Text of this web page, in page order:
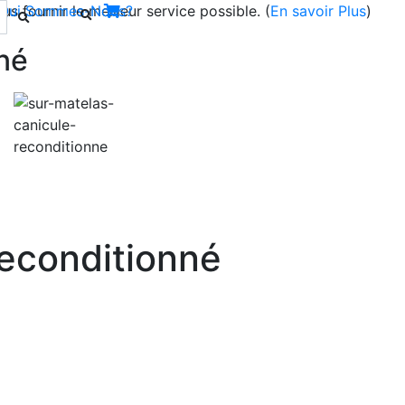
fournir le meilleur service possible. (En savoir Plus)
Qui Sommes-Nous?